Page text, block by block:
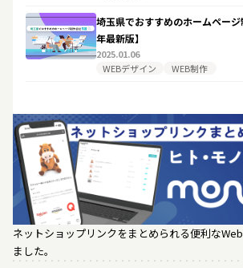
埼玉県でおすすめのホームペー
年最新版】
2025.01.06
WEBデザイン
WEB制作
ネットショップリンクをまとめられる便利な
ました。